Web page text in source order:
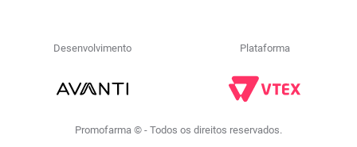
Desenvolvimento Plataforma
Promofarma © - Todos os direitos reservados.